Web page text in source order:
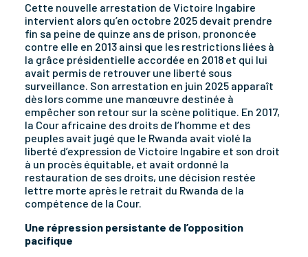
Cette nouvelle arrestation de Victoire Ingabire
intervient alors qu’en octobre 2025 devait prendre
fin sa peine de quinze ans de prison, prononcée
contre elle en 2013 ainsi que les restrictions liées à
la grâce présidentielle accordée en 2018 et qui lui
avait permis de retrouver une liberté sous
surveillance. Son arrestation en juin 2025 apparaît
dès lors comme une manœuvre destinée à
empêcher son retour sur la scène politique. En 2017,
la Cour africaine des droits de l’homme et des
peuples avait jugé que le Rwanda avait violé la
liberté d’expression de Victoire Ingabire et son droit
à un procès équitable, et avait ordonné la
restauration de ses droits, une décision restée
lettre morte après le retrait du Rwanda de la
compétence de la Cour.
Une répression persistante de l’opposition
pacifique